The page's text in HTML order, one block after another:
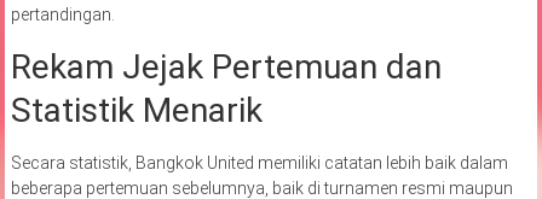
pertandingan.
Rekam Jejak Pertemuan dan
Statistik Menarik
Secara statistik, Bangkok United memiliki catatan lebih baik dalam
beberapa pertemuan sebelumnya, baik di turnamen resmi maupun